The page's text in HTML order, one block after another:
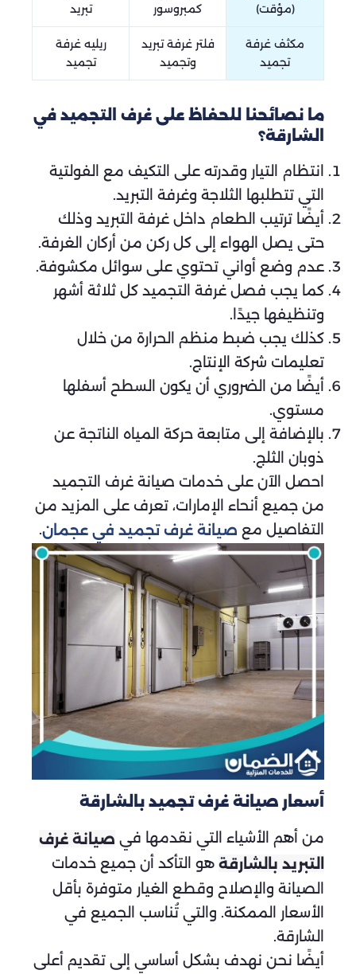
(مؤقت)
كمبروسور
تبريد
مكثف غرفة
تجميد
فلتر غرفة تبريد
وتجميد
ريليه غرفة
تجميد
ما نصائحنا للحفاظ على غرف التجميد في
الشارقة؟
انتظام التيار وقدرته على التكيف مع الفولتية
التي تتطلبها الثلاجة وغرفة التبريد.
أيضًا ترتيب الطعام داخل غرفة التبريد وذلك
حتى يصل الهواء إلى كل ركن من أركان الغرفة.
عدم وضع أواني تحتوي على سوائل مكشوفة.
كما يجب فصل غرفة التجميد كل ثلاثة أشهر
وتنظيفها جيدًا.
كذلك يجب ضبط منظم الحرارة من خلال
تعليمات شركة الإنتاج.
أيضًا من الضروري أن يكون السطح أسفلها
مستوي.
بالإضافة إلى متابعة حركة المياه الناتجة عن
ذوبان الثلج.
احصل الآن على خدمات صيانة غرف التجميد
من جميع أنحاء الإمارات، تعرف على المزيد من
التفاصيل مع صيانة غرف تجميد في عجمان.
أسعار صيانة غرف تجميد بالشارقة
من أهم الأشياء التي نقدمها في صيانة غرف
التبريد بالشارقة هو التأكد أن جميع خدمات
الصيانة والإصلاح وقطع الغيار متوفرة بأقل
الأسعار الممكنة. والتي تُناسب الجميع في
الشارقة.
أيضًا نحن نهدف بشكل أساسي إلى تقديم أعلى